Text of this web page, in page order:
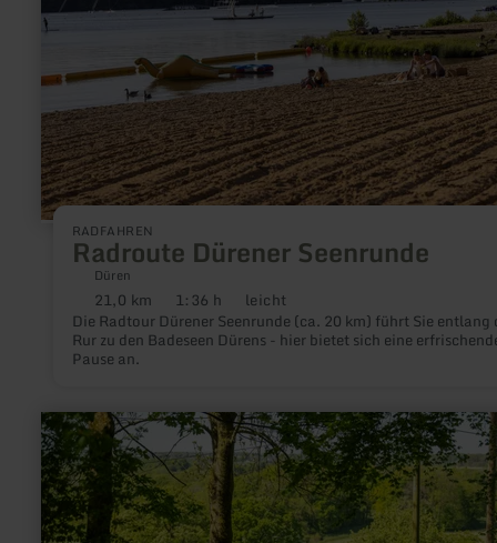
RADFAHREN
Radroute Dürener Seenrunde
Düren
Distanz:
21,0 km Dauer:
1:36 h Anforderung:
leicht
Die Radtour Dürener Seenrunde (ca. 20 km) führt Sie entlang
Rur zu den Badeseen Dürens - hier bietet sich eine
Pause an.
mehr
erfahren
zu:
07
Rundweg
Venwegen